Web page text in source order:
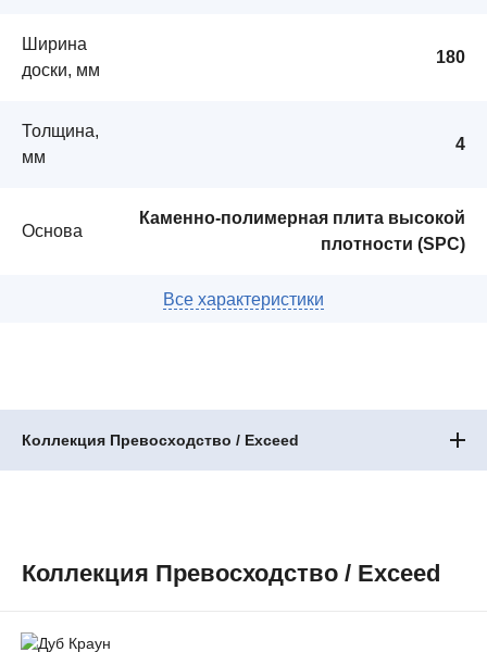
Ширина
доски, мм
180
Толщина,
мм
4
Основа
Каменно-полимерная плита высокой
плотности (SPC)
Коллекция Превосходство / Exceed
Коллекция Превосходство / Exceed